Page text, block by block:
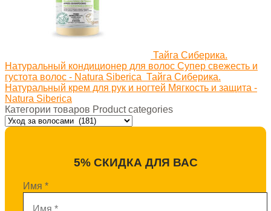
Тайга Сиберика.
Натуральный кондиционер для волос Супер свежесть и
густота волос - Natura Siberica Тайга Сиберика.
Натуральный крем для рук и ногтей Мягкость и защита -
Natura Siberica
Категории товаров Product categories
5% СКИДКА ДЛЯ ВАС
Имя *